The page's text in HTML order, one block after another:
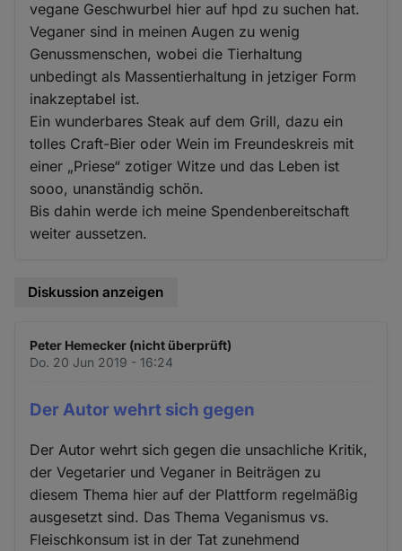
vegane Geschwurbel hier auf hpd zu suchen hat.
Veganer sind in meinen Augen zu wenig
Genussmenschen, wobei die Tierhaltung
unbedingt als Massentierhaltung in jetziger Form
inakzeptabel ist.
Ein wunderbares Steak auf dem Grill, dazu ein
tolles Craft-Bier oder Wein im Freundeskreis mit
einer „Priese“ zotiger Witze und das Leben ist
sooo, unanständig schön.
Bis dahin werde ich meine Spendenbereitschaft
weiter aussetzen.
Diskussion anzeigen
Peter Hemecker (nicht überprüft)
Do. 20 Jun 2019 - 16:24
Der Autor wehrt sich gegen
Der Autor wehrt sich gegen die unsachliche Kritik,
der Vegetarier und Veganer in Beiträgen zu
diesem Thema hier auf der Plattform regelmäßig
ausgesetzt sind. Das Thema Veganismus vs.
Fleischkonsum ist in der Tat zunehmend